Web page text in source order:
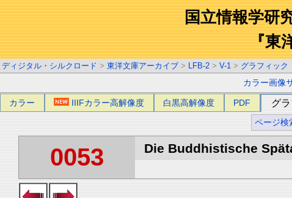
国立情報学研
『東
ディジタル・シルクロード > 東洋文庫アーカイブ > LFB-2 > V-1 > グラフィック
カラー画像
カラー IIIFカラー高解像度 白黒高解像度 PDF グ
ページ検
0053 Die Buddhistische